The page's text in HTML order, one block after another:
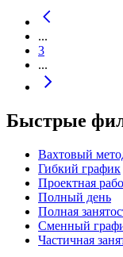
...
3
...
Быстрые
Вахтовый
Гибкий график
Проектная
Полный день
Полная
Сменный
Частичная